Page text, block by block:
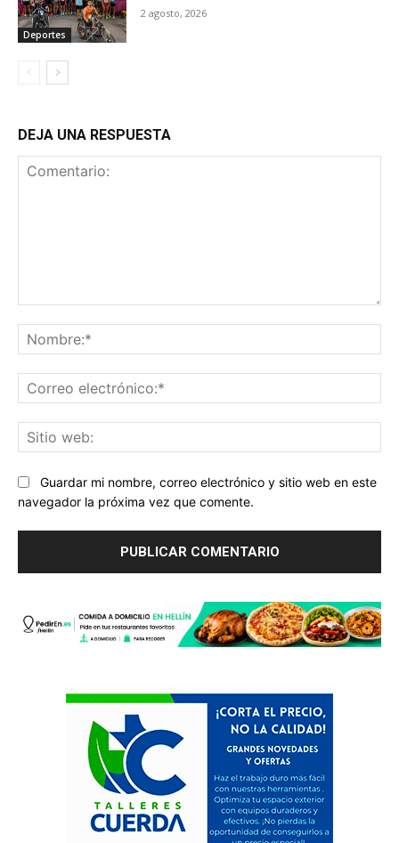
Deportes
2 agosto, 2026
DEJA UNA RESPUESTA
Guardar mi nombre, correo electrónico y sitio web en este
navegador la próxima vez que comente.